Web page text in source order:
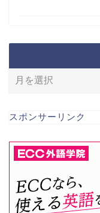
スポンサーリンク